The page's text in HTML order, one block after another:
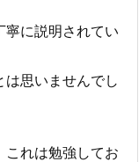
寧に説明されてい
は思いませんでし
これは勉強してお